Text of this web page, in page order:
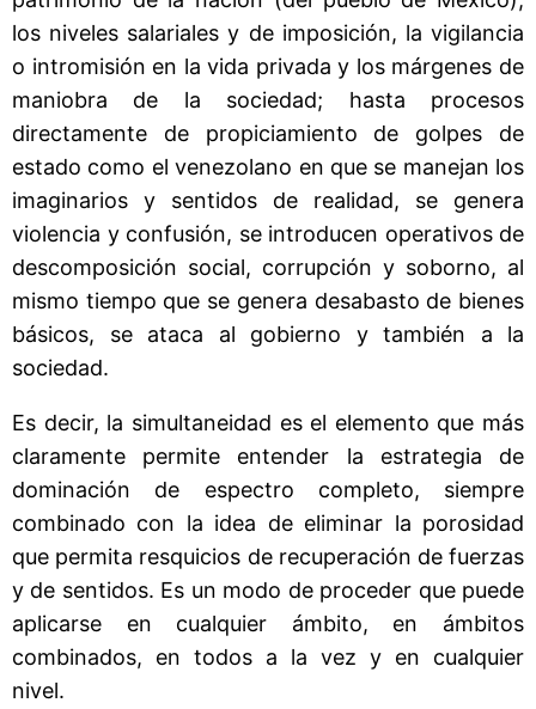
los niveles salariales y de imposición, la vigilancia
o intromisión en la vida privada y los márgenes de
maniobra de la sociedad; hasta procesos
directamente de propiciamiento de golpes de
estado como el venezolano en que se manejan los
imaginarios y sentidos de realidad, se genera
violencia y confusión, se introducen operativos de
descomposición social, corrupción y soborno, al
mismo tiempo que se genera desabasto de bienes
básicos, se ataca al gobierno y también a la
sociedad.
Es decir, la simultaneidad es el elemento que más
claramente permite entender la estrategia de
dominación de espectro completo, siempre
combinado con la idea de eliminar la porosidad
que permita resquicios de recuperación de fuerzas
y de sentidos. Es un modo de proceder que puede
aplicarse en cualquier ámbito, en ámbitos
combinados, en todos a la vez y en cualquier
nivel.